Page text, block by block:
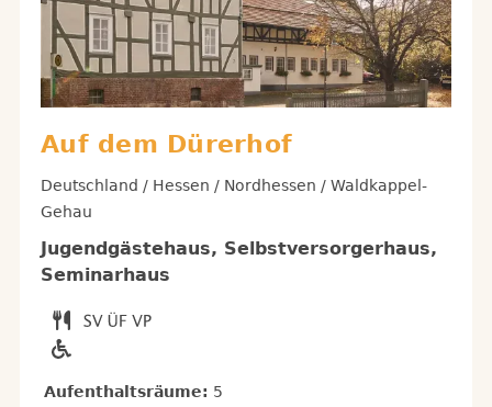
Auf dem Dürerhof
Deutschland / Hessen / Nordhessen / Waldkappel-
Gehau
Jugendgästehaus, Selbstversorgerhaus,
Seminarhaus
Aufenthaltsräume: 5